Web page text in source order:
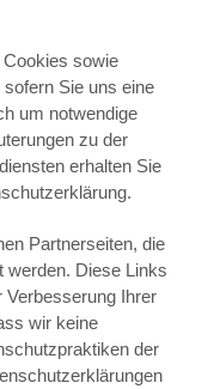
sowie
Sie uns eine
um notwendige
zu der
erhalten Sie
Partnerseiten, die
werden. Diese Links
Verbesserung Ihrer
wir keine
der